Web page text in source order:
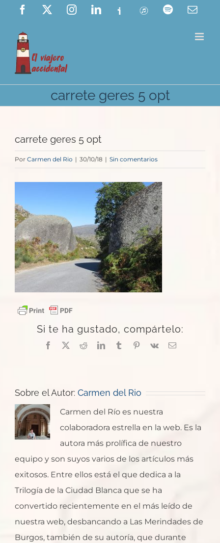
Saltar
contenido
Facebook InstagramLinkedIn
Ivoox ITunes Spotify
carrete geres 5 opt
carrete geres 5 opt
Por Carmen del Rio | 30/10/18 | Sin comentarios
Si te ha gustado, compártelo:
Facebook
X RedditLinkedInTumblrPinterest
Vk
Correo
Sobre el Autor: Carmen del Rio
Carmen del Río es nuestra
colaboradora estrella en la web. Es la
autora más prolífica de nuestro
equipo y son suyos varios de los artículos más
exitosos. Entre ellos está el que dedica a la
Trilogía de la Ciudad Blanca que se ha
convertido recientemente en el más leído de
nuestra web, desbancando a Las Merindades de
Burgos, también de su autoría, que durante